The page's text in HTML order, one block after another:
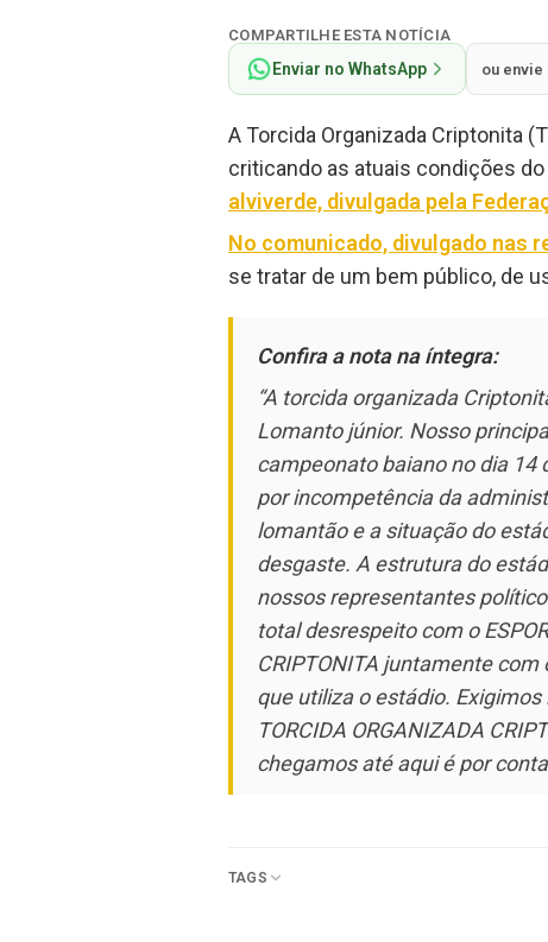
COMPARTILHE ESTA NOTÍCIA
Enviar no WhatsApp ou
A Torcida Organizada Criptonita
criticando as atuais condições
alviverde, divulgada pela
No comunicado, divulgado nas
se tratar de um bem público, de
Confira a nota na íntegra:
“A torcida organizada
Lomanto júnior. Nosso
campeonato baiano no dia 14
por incompetência da
lomantão e a situação do
desgaste. A estrutura do
nossos representantes
total desrespeito com o
CRIPTONITA juntamente com
que utiliza o estádio.
TORCIDA ORGANIZADA
chegamos até aqui é por
TAGS